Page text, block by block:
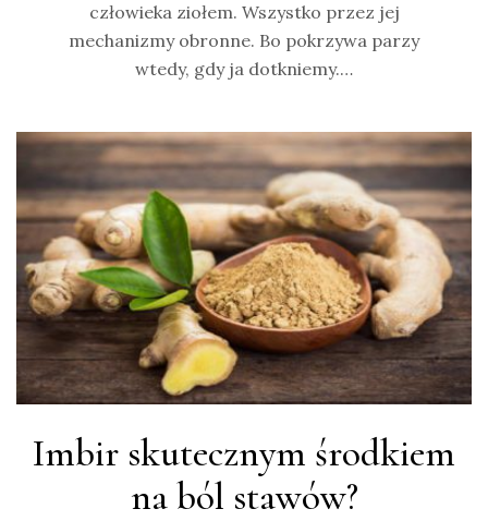
człowieka ziołem. Wszystko przez jej
mechanizmy obronne. Bo pokrzywa parzy
wtedy, gdy ja dotkniemy.…
Imbir skutecznym środkiem
na ból stawów?